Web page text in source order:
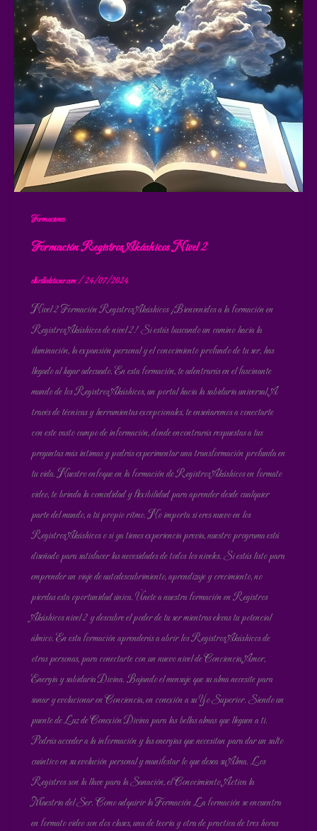
Formaciones
Formación Registros Akáshicos Nivel 2
elbrillodetuser.com/24/07/2024
Nivel 2 Formación Registros Akáshicos ¡Bienvenidos a la formación en
Registros Akáshicos de nivel 2! Si estás buscando un camino hacia la
iluminación, la expansión personal y el conocimiento profundo de tu ser, has
llegado al lugar adecuado. En esta formación, te adentrarás en el fascinante
mundo de los Registros Akáshicos, un portal hacia la sabiduría universal. A
través de técnicas y herramientas excepcionales, te enseñaremos a conectarte
con este vasto campo de información, donde encontrarás respuestas a tus
preguntas más íntimas y podrás experimentar una transformación profunda en
tu vida. Nuestro enfoque en la formación de Registros Akáshicos en formato
video, te brinda la comodidad y flexibilidad para aprender desde cualquier
parte del mundo, a tú propio ritmo. No importa si eres nuevo en los
Registros Akáshicos o si ya tienes experiencia previa, nuestro programa está
diseñado para satisfacer las necesidades de todos los niveles. Si estás listo para
emprender un viaje de autodescubrimiento, aprendizaje y crecimiento, no
pierdas esta oportunidad única. Únete a nuestra formación en Registros
Akáshicos nivel 2 y descubre el poder de tu ser mientras elevas tu potencial
álmico. En esta formación aprenderás a abrir los Registros Akáshicos de
otras personas, para conectarte con un nuevo nivel de Conciencia, Amor,
Energía y sabiduría Divina. Bajando el mensaje que su alma necesite para
sanar y evolucionar en Conciencia, en conexión a su Yo Superior. Siendo un
puente de Luz de Conexión Divina para las bellas almas que lleguen a ti.
Podrás acceder a la información y las energías que necesitan para dar un salto
cuántico en su evolución personal y manifestar lo que desea su Alma. Los
Registros son la llave para la Sanación, el Conocimiento. Activa la
Maestría del Ser. Como adquirir la Formación La formación se encuentra
en formato video son dos clases, una de teoría y otra de practica de tres horas